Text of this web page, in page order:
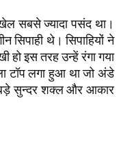
सबसे ज्यादा पसंद था।
थे। सिपाहियों ने
इस तरह उन्हें रंगा गया
टॉप लगा हुआ था जो अंडे
बड़े सुन्दर शक्ल और आकार